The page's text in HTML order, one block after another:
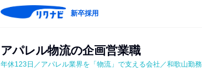
新卒採用
アパレル物流の企画営業職
年休123日／アパレル業界を「物流」で支える会社／和歌山勤務